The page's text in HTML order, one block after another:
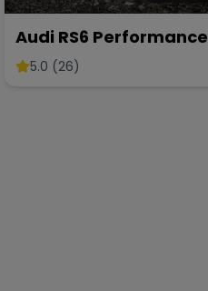
Audi RS6 Performance
5.0 (26)